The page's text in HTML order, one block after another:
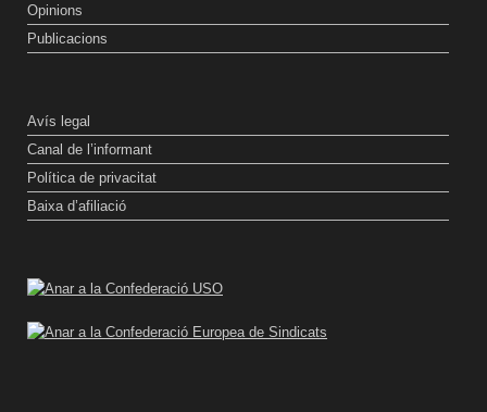
Opinions
Publicacions
Avís legal
Canal de l’informant
Política de privacitat
Baixa d’afiliació